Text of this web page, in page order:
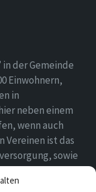
der Gemeinde
Einwohnern,
in
neben einem
wenn auch
Vereinen ist das
sowie
zum